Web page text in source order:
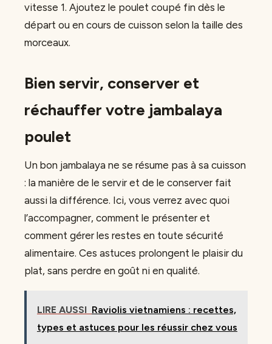
vitesse 1. Ajoutez le poulet coupé fin dès le
départ ou en cours de cuisson selon la taille des
morceaux.
Bien servir, conserver et
réchauffer votre jambalaya
poulet
Un bon jambalaya ne se résume pas à sa cuisson
: la manière de le servir et de le conserver fait
aussi la différence. Ici, vous verrez avec quoi
l’accompagner, comment le présenter et
comment gérer les restes en toute sécurité
alimentaire. Ces astuces prolongent le plaisir du
plat, sans perdre en goût ni en qualité.
LIRE AUSSI Raviolis vietnamiens : recettes,
types et astuces pour les réussir chez vous